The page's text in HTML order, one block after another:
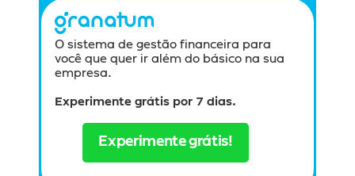
O sistema de gestão financeira para
você que quer ir além do básico na sua
empresa.
Experimente grátis por 7 dias.
Experimente grátis!